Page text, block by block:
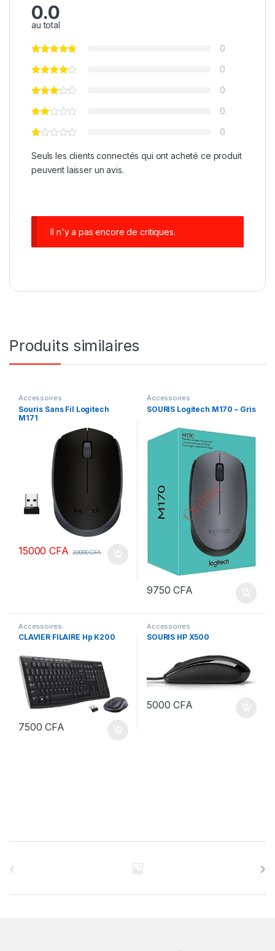
0.0
au total
0
0
0
0
0
Seuls les clients connectés qui ont acheté ce produit
peuvent laisser un avis.
Il n'y a pas encore de critiques.
Produits similaires
Accessoires
Souris Sans Fil Logitech
M171
15000CFA 20000CFA
Accessoires
SOURIS Logitech M170 – Gris
9750CFA
Accessoires
CLAVIER FILAIRE Hp K200
7500CFA
Accessoires
SOURIS HP X500
5000CFA